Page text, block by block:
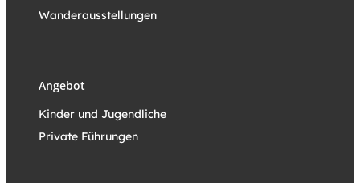
Wanderausstellungen
Angebot
Kinder und Jugendliche
Private Führungen